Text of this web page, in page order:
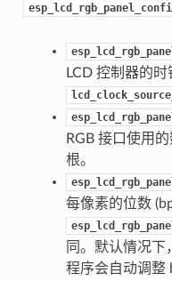
LCD 控制器的
RGB 接口使用
根。
每像素的位数
同。默认情况
程序会自动调整